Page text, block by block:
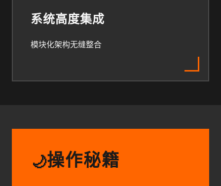
系统高度集成
模块化架构无缝整合
🌙操作秘籍